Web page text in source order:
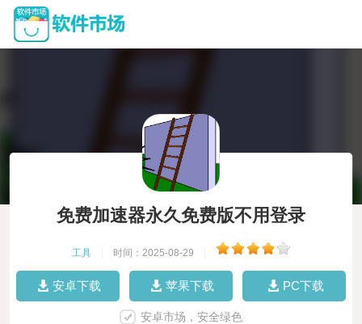
免费加速器永久免费版不用登录
工具 时间：2025-08-29
安卓下载 苹果下载 PC下载
安卓市场，安全绿色